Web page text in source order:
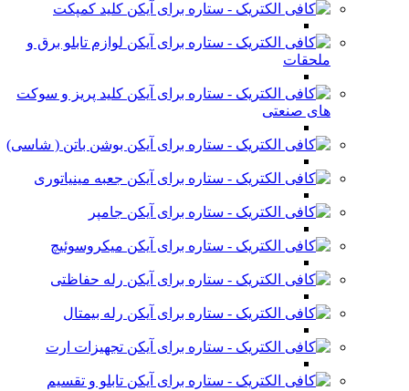
کلید کمپکت
لوازم تابلو برق و
ملحقات
کلید پریز و سوکت
های صنعتی
بوشن باتن ( شاسی)
جعبه مینیاتوری
جامپر
میکروسوئیچ
رله حفاظتی
رله بیمتال
تجهیزات ارت
تابلو و تقسیم